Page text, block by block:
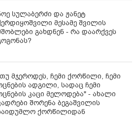
სულაბერძი და ჟანეტ
მესამე შვილის
გახდნენ - რა დაარქვეს
მჯეროდეს, ჩემი ქორწილი, ჩემი
ადგილი, სადაც ჩემი
კაცი მელოდება" - ახალი
შორენა ბეგაშვილის
ქორწილიდან